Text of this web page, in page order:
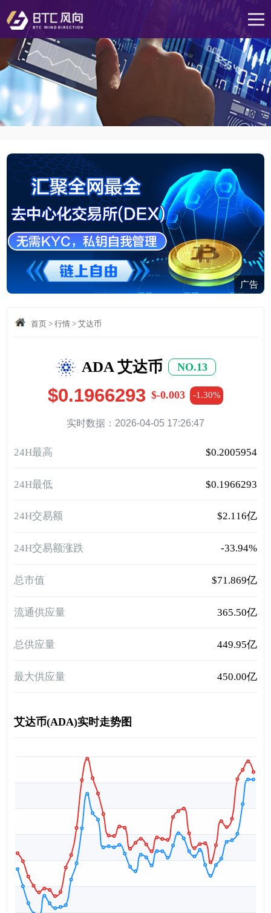
广告
首页> 行情> 艾达币
ADA 艾达币 NO.13
$0.1966293 $-0.003 -1.30%
实时数据：2026-04-05 17:26:47
24H最高 $0.2005954
24H最低 $0.1966293
24H交易额 $2.116亿
24H交易额涨跌 -33.94%
总市值 $71.869亿
流通供应量 365.50亿
总供应量 449.95亿
最大供应量 450.00亿
艾达币(ADA)实时走势图